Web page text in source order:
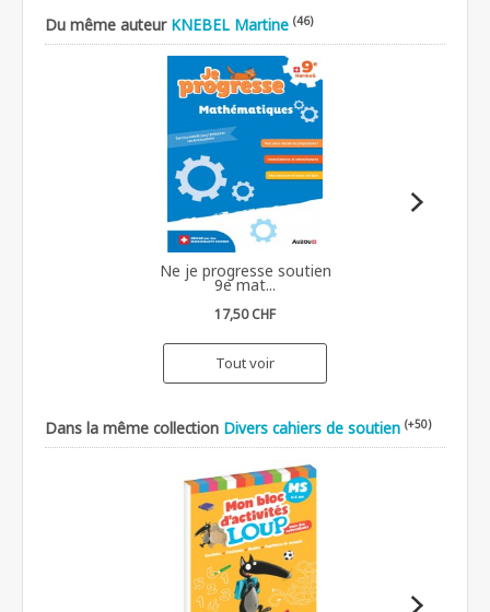
Du même auteur KNEBEL Martine (46)
Ne je progresse soutien
9e mat...
17,50 CHF
Tout voir
Dans la même collection Divers cahiers de soutien (+50)